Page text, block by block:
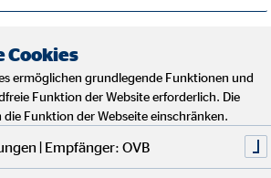
die dort leben, haben nur wenig
Gesten wie Briefe oder
selten. Umso mehr sorgten die bunt
für große Freude: In jedem Paket
farbenfrohe Socken,
wie Kaffeebecher und
als besonderes Highlight: eine individuell
persönlichen Grüßen.
Cookies
ermöglichen grundlegende Funktionen und
Funktion der Website erforderlich. Die
die Funktion der Webseite einschränken.
| Empfänger: OVB